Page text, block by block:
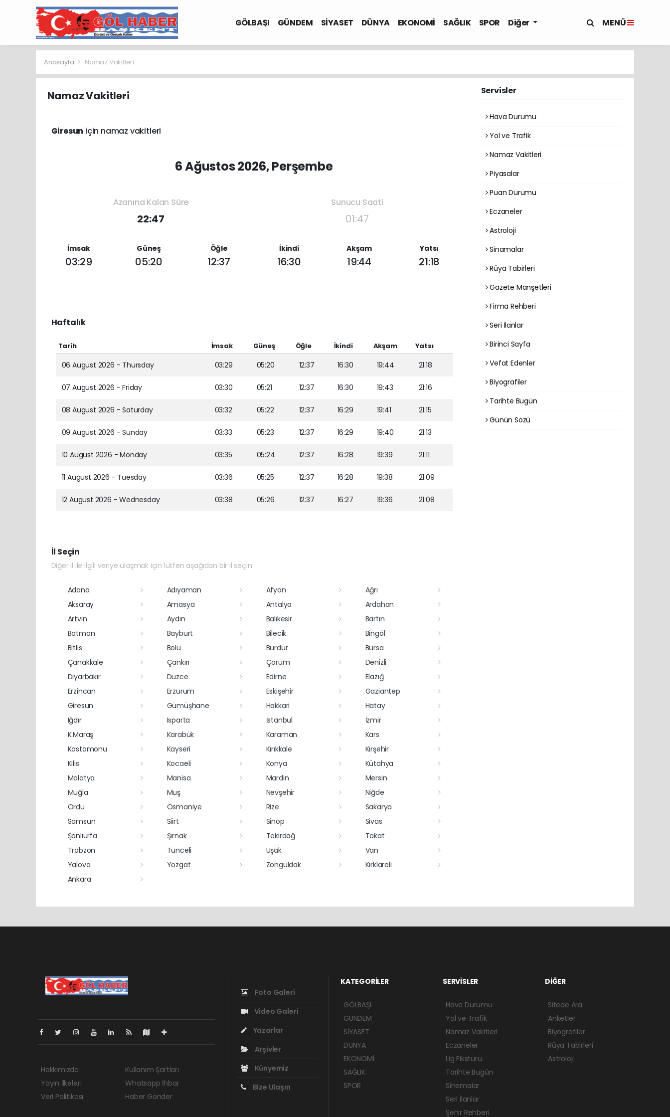
GÖLBAŞI GÜNDEM SİYASET DÜNYA EKONOMİ SAĞLIK SPOR Diğer MENÜ
Anasayfa Namaz Vakitleri
Namaz Vakitleri
Giresun için namaz vakitleri
6 Ağustos 2026, Perşembe
Azanına Kalan Süre
22:47
Sunucu Saati
01:47
İmsak
03:29
Güneş
05:20
Öğle
12:37
İkindi
16:30
Akşam
19:44
Yatsı
21:18
Haftalık
Tarih İmsak Güneş Öğle İkindi Akşam Yatsı
06 August 2026 - Thursday 03:29 05:20 12:37 16:30 19:44 21:18
07 August 2026 - Friday 03:30 05:21 12:37 16:30 19:43 21:16
08 August 2026 - Saturday 03:32 05:22 12:37 16:29 19:41 21:15
09 August 2026 - Sunday 03:33 05:23 12:37 16:29 19:40 21:13
10 August 2026 - Monday 03:35 05:24 12:37 16:28 19:39 21:11
11 August 2026 - Tuesday 03:36 05:25 12:37 16:28 19:38 21:09
12 August 2026 - Wednesday 03:38 05:26 12:37 16:27 19:36 21:08
İl Seçin
Diğer il ile ilgili veriye ulaşmak için lütfen aşağıdan bir il seçin
Adana Adıyaman Afyon
Ağrı
Aksaray
Amasya Antalya
Ardahan
Artvin
Aydın Balıkesir
Bartın
Batman
Bayburt Bilecik
Bingöl
Bitlis
Bolu Burdur
Bursa
Çanakkale
Çankırı Çorum
Denizli
Diyarbakır
Düzce Edirne
Elazığ
Erzincan
Erzurum Eskişehir
Gaziantep
Giresun
Gümüşhane Hakkari
Hatay
Iğdır
Isparta İstanbul
İzmir
K.Maraş
Karabük Karaman
Kars
Kastamonu
Kayseri Kırıkkale
Kırşehir
Kilis
Kocaeli Konya
Kütahya
Malatya
Manisa Mardin
Mersin
Muğla
Muş Nevşehir
Niğde
Ordu
Osmaniye Rize
Sakarya
Samsun
Siirt Sinop
Sivas
Şanlıurfa
Şırnak Tekirdağ
Tokat
Trabzon
Tunceli Uşak
Van
Yalova
Yozgat Zonguldak
Kırklareli
Ankara
Servisler
Hava Durumu
Yol ve Trafik
Namaz Vakitleri
Piyasalar
Puan Durumu
Eczaneler
Astroloji
Sinamalar
Rüya Tabirleri
Gazete Manşetleri
Firma Rehberi
Seri İlanlar
Birinci Sayfa
Vefat Edenler
Biyografiler
Tarihte Bugün
Günün Sözü
Hakkımızda
Yayın İlkeleri
Veri Politikası
Kullanım Şartları
Whatsapp İhbar
Haber Gönder
Foto Galeri
Video Galeri
Yazarlar
Arşivler
Künyemiz
Bize Ulaşın
KATEGORİLER
GÖLBAŞI
GÜNDEM
SİYASET
DÜNYA
EKONOMİ
SAĞLIK
SPOR
SERVİSLER
Hava Durumu
Yol ve Trafik
Namaz Vakitleri
Eczaneler
Lig Fikstürü
Tarihte Bugün
Sinemalar
Seri İlanlar
Şehir Rehberi
DİĞER
Sitede Ara
Anketler
Biyografiler
Rüya Tabirleri
Astroloji